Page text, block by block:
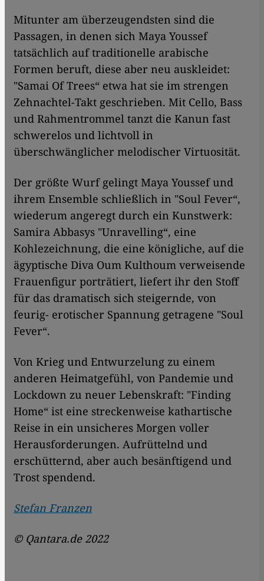
Mitunter am überzeugendsten sind die
Passagen, in denen sich Maya Youssef
tatsächlich auf traditionelle arabische
Formen beruft, diese aber neu auskleidet:
"Samai Of Trees“ etwa hat sie im strengen
Zehnachtel-Takt geschrieben. Mit Cello, Bass
und Rahmentrommel tanzt die Kanun fast
schwerelos und lichtvoll in
überschwänglicher melodischer Virtuosität.
Der größte Wurf gelingt Maya Youssef und
ihrem Ensemble schließlich in "Soul Fever“,
wiederum angeregt durch ein Kunstwerk:
Samira Abbasys "Unravelling“, eine
Kohlezeichnung, die eine königliche, auf die
ägyptische Diva Oum Kulthoum verweisende
Frauenfigur porträtiert, liefert ihr den Stoff
für das dramatisch sich steigernde, von
feurig- erotischer Spannung getragene "Soul
Fever“.
Von Krieg und Entwurzelung zu einem
anderen Heimatgefühl, von Pandemie und
Lockdown zu neuer Lebenskraft: "Finding
Home“ ist eine streckenweise kathartische
Reise in ein unsicheres Morgen voller
Herausforderungen. Aufrüttelnd und
erschütternd, aber auch besänftigend und
Trost spendend.
Stefan Franzen
© Qantara.de 2022